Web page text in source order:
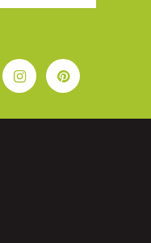
InstagramPinterest